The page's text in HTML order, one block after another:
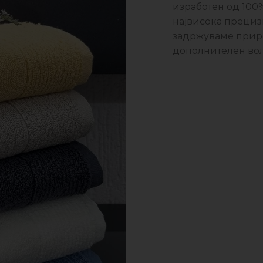
изработен од
највисока
задржуваме
дополнителен